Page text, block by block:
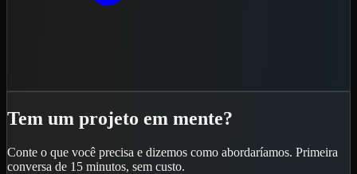
Tem um projeto em mente?
Conte o que você precisa e dizemos como abordaríamos. Primeira
conversa de 15 minutos, sem custo.